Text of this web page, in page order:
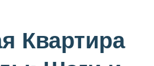
Квартира